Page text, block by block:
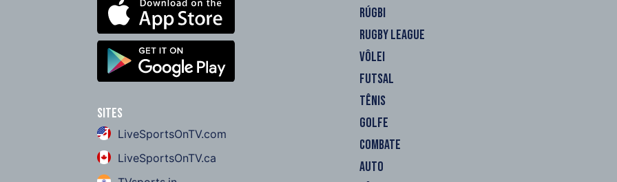
Sites
LiveSportsOnTV.com
LiveSportsOnTV.ca
RÚGBI
RUGBY LEAGUE
VÔLEI
FUTSAL
TÊNIS
GOLFE
COMBATE
AUTO